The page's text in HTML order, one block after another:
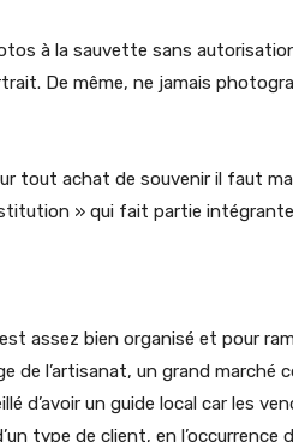
à la sauvette sans
De même, ne jamais
tout achat de souvenir il faut
» qui fait partie intégrante
assez bien organisé et pour
de l’artisanat, un grand
d’avoir un guide local car les
type de client, en